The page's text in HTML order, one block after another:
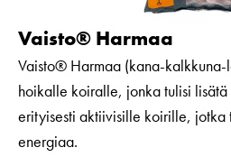
Vaisto® Harmaa
Vaisto® Harmaa (kana-kalkkuna-
hoikalle koiralle, jonka tulisi lisätä
erityisesti aktiivisille koirille, jotka
energiaa.